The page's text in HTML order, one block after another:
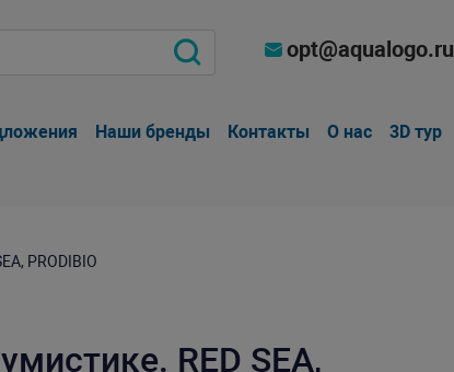
opt@aqualogo.ru
Наши бренды Контакты О нас 3D тур
PRODIBIO
RED SEA,